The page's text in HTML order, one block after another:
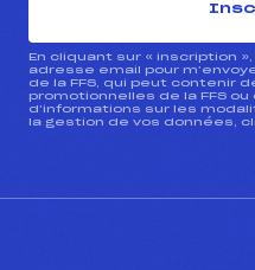
En cliquant sur « inscription
adresse email pour
de la FFS, qui peut contenir
promotionnelles de la FFS
d’informations sur les
la gestion de vos données,